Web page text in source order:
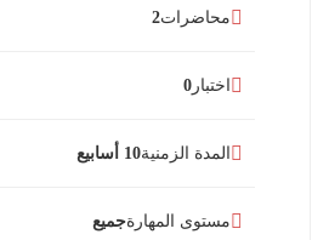
محاضرات2
اختبار 0
المدة الزمنية10 أسابيع
مستوى المهارةجميع